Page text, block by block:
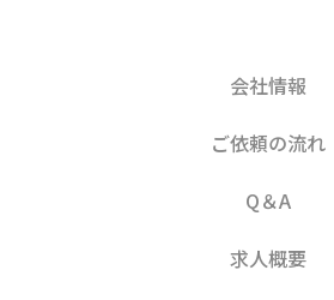
会社情報
ご依頼の流れ
Q＆A
求人概要